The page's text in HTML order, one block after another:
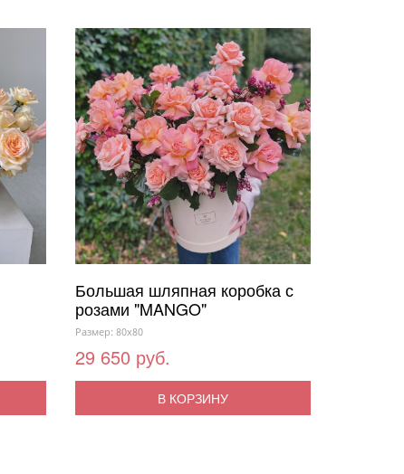
Большая шляпная коробка с
розами "MANGO"
Размер: 80x80
29 650 руб.
В КОРЗИНУ